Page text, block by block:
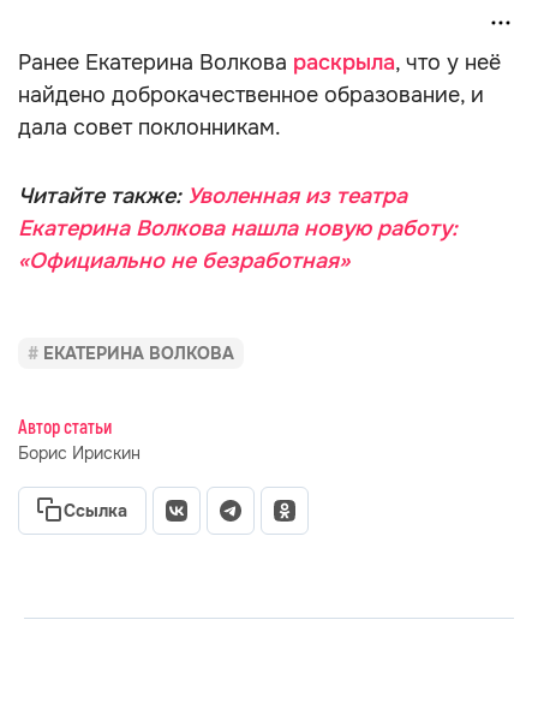
Ранее Екатерина Волкова раскрыла, что у неё
найдено доброкачественное образование, и
дала совет поклонникам.
Читайте также: Уволенная из театра
Екатерина Волкова нашла новую работу:
«Официально не безработная»
ЕКАТЕРИНА ВОЛКОВА
Автор статьи
Борис Ирискин
Ссылка